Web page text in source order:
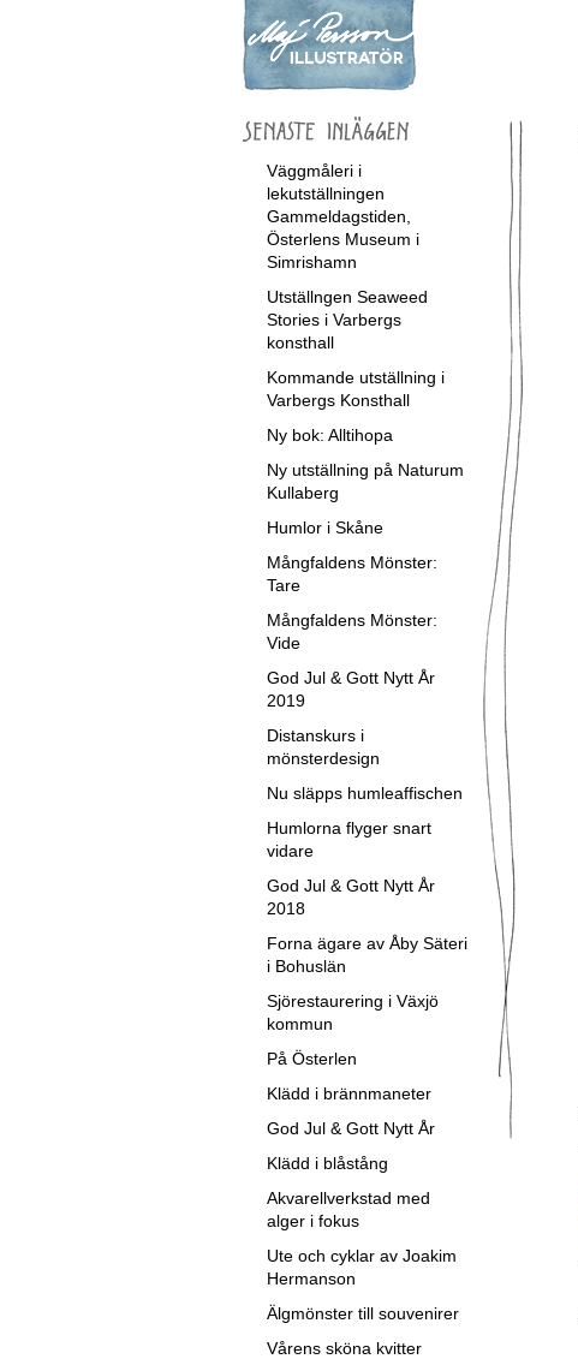
Väggmåleri i
lekutställningen
Gammeldagstiden,
Österlens Museum i
Simrishamn
Utställngen Seaweed
Stories i Varbergs
konsthall
Kommande utställning i
Varbergs Konsthall
Ny bok: Alltihopa
Ny utställning på Naturum
Kullaberg
Humlor i Skåne
Mångfaldens Mönster:
Tare
Mångfaldens Mönster:
Vide
God Jul & Gott Nytt År
2019
Distanskurs i
mönsterdesign
Nu släpps humleaffischen
Humlorna flyger snart
vidare
God Jul & Gott Nytt År
2018
Forna ägare av Åby Säteri
i Bohuslän
Sjörestaurering i Växjö
kommun
På Österlen
Klädd i brännmaneter
God Jul & Gott Nytt År
Klädd i blåstång
Akvarellverkstad med
alger i fokus
Ute och cyklar av Joakim
Hermanson
Älgmönster till souvenirer
Vårens sköna kvitter